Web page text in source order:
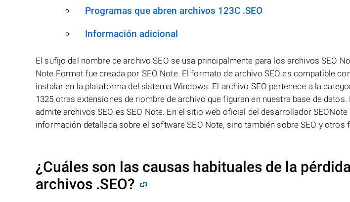
Programas que abren archivos 123C .SEO
Información adicional
El sufijo del nombre de archivo SEO se usa principalmente para los archivos SEO
Note Format fue creada por SEO Note. El formato de archivo SEO es compatible
instalar en la plataforma del sistema Windows. El archivo SEO pertenece a la
1325 otras extensiones de nombre de archivo que figuran en nuestra base de
admite archivos SEO es SEO Note. En el sitio web oficial del desarrollador
información detallada sobre el software SEO Note, sino también sobre SEO y
¿Cuáles son las causas habituales de la
archivos .SEO?